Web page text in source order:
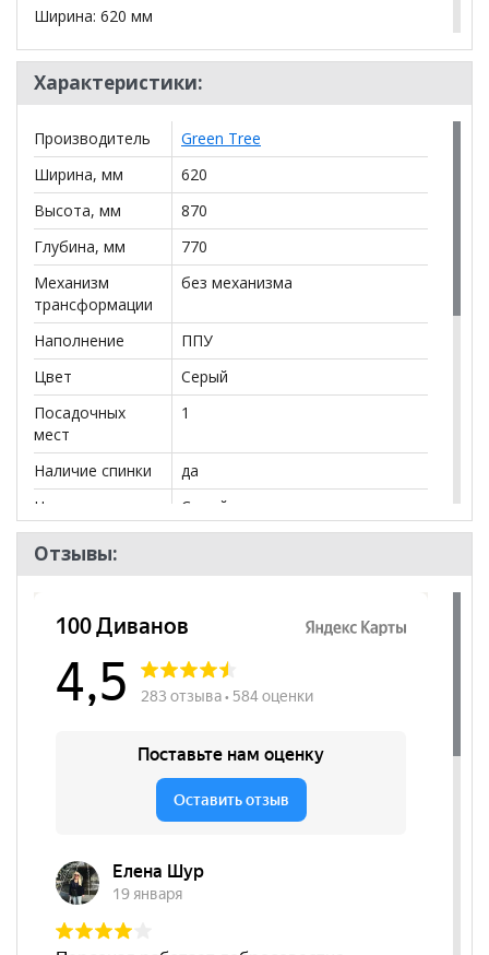
Ширина: 620 мм
Глубина: 770 мм
Высота: 870 мм
Вес: 7.7 кг
Цвет каркаса: Вишня
Варианты обивки: Бриз
*Дополнительную информацию о том, как купить
Кресло Форест 164 серое каркас вишня
нашего менеджера по телефону
**Цены на официальном сайте
действительны только для интернет-магазинаи
могут отличаться от цен в розничных магазинах-
салонах сети!
Характеристики:
Производитель
Green Tree
Ширина, мм
620
Высота, мм
870
Глубина, мм
770
Механизм
трансформации
без механизма
Наполнение
ППУ
Цвет
Серый
Посадочных
мест
1
Наличие спинки
да
Цвет сидения
Серый
Нагрузка
Вес, кг
7.0
Наличие
подлокотников
Съёмный чехол
нет
Декоративные
нет
Green Tree
Эко-стиль, Современный
Отзывы: